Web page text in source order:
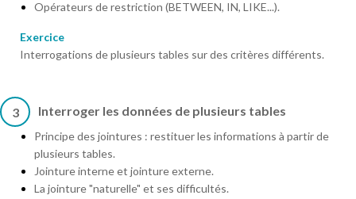
Opérateurs de restriction (BETWEEN, IN, LIKE...).
Exercice
Interrogations de plusieurs tables sur des critères différents.
3 Interroger les données de plusieurs tables
Principe des jointures : restituer les informations à partir de
plusieurs tables.
Jointure interne et jointure externe.
La jointure "naturelle" et ses difficultés.